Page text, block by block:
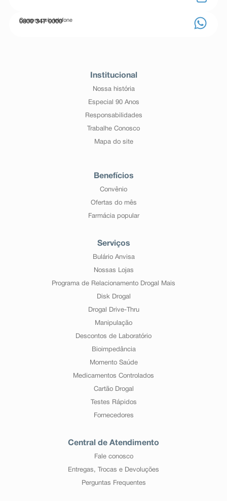
Compre pelo telefone
0800 347 0000
Institucional
Nossa história
Especial 90 Anos
Responsabilidades
Trabalhe Conosco
Mapa do site
Benefícios
Convênio
Ofertas do mês
Farmácia popular
Serviços
Bulário Anvisa
Nossas Lojas
Programa de Relacionamento Drogal Mais
Disk Drogal
Drogal Drive-Thru
Manipulação
Descontos de Laboratório
Bioimpedância
Momento Saúde
Medicamentos Controlados
Cartão Drogal
Testes Rápidos
Fornecedores
Central de Atendimento
Fale conosco
Entregas, Trocas e Devoluções
Perguntas Frequentes